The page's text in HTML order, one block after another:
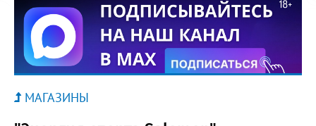
МАГАЗИНЫ